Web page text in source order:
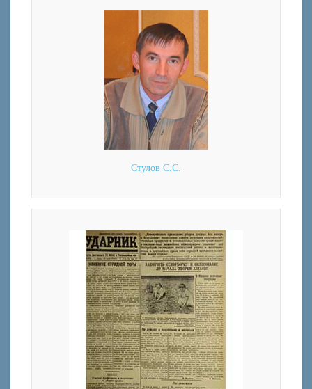
Стулов С.С.